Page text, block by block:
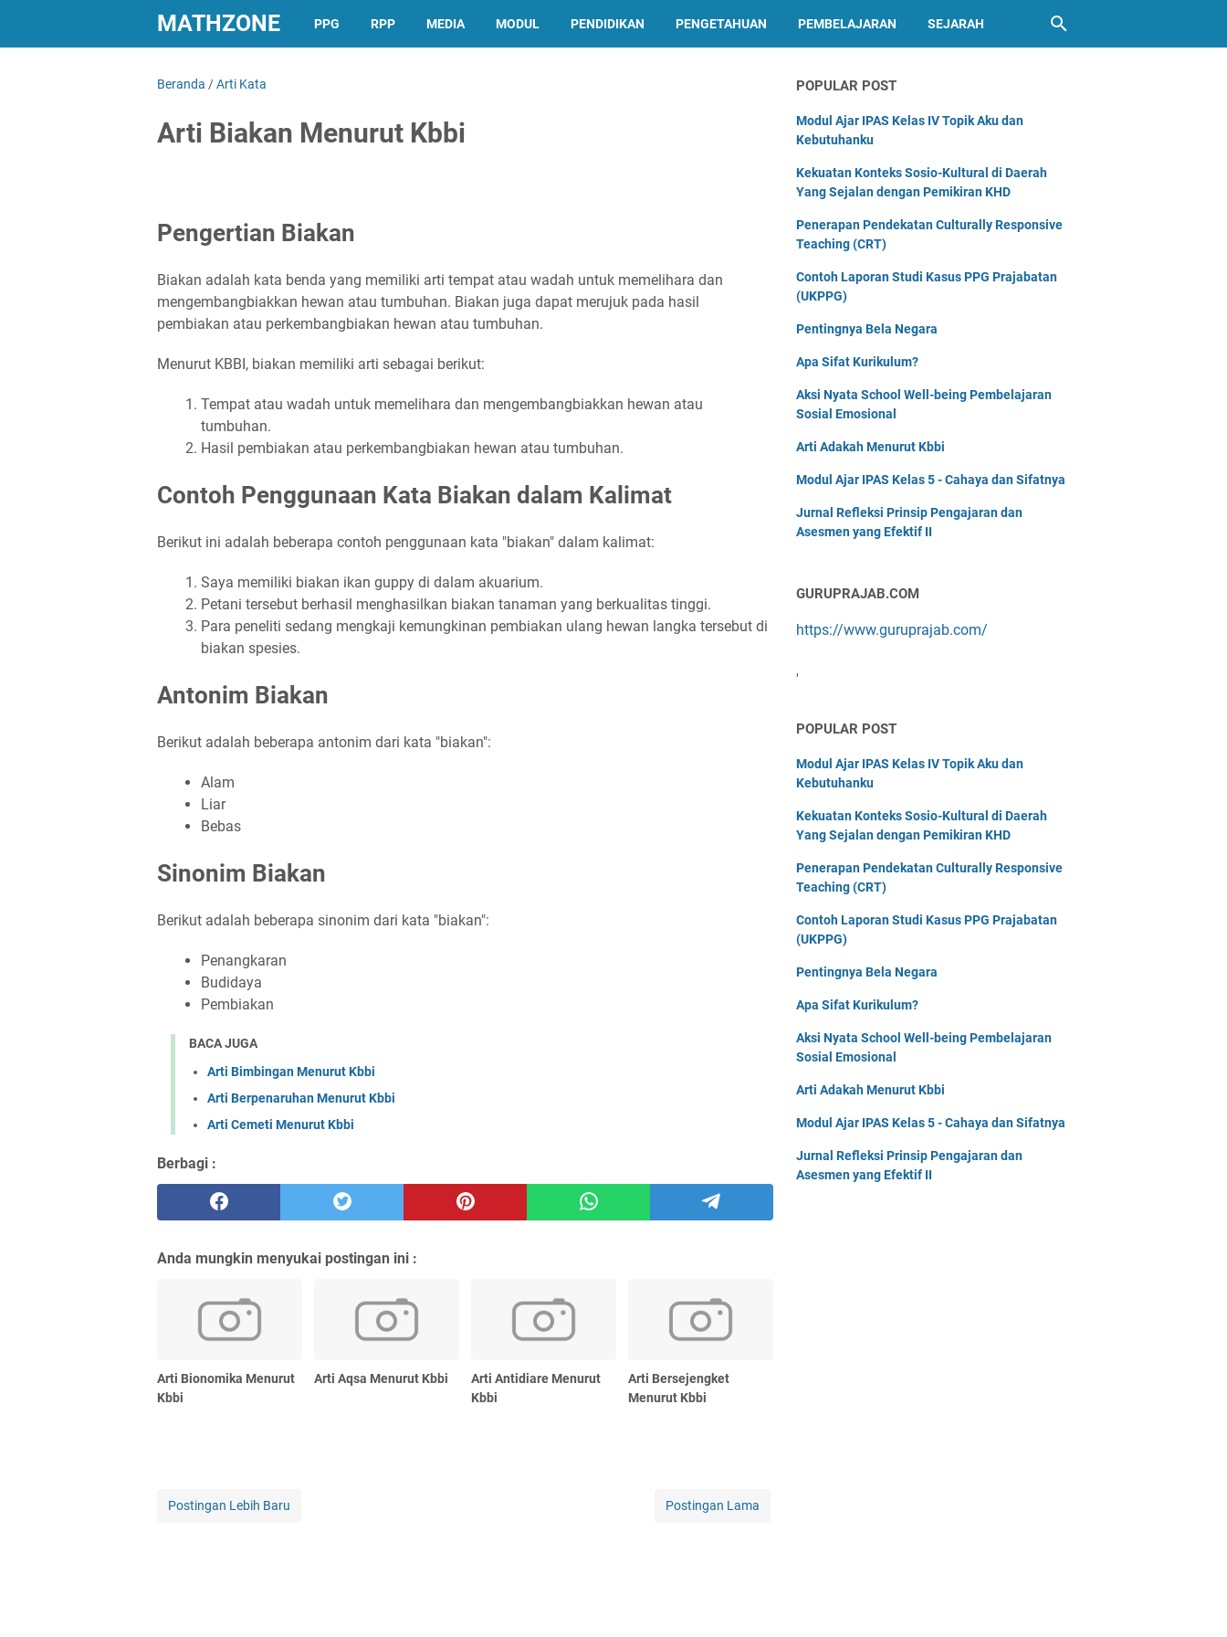
MATHZONE PPG RPP MEDIA MODUL PENDIDIKAN PENGETAHUAN PEMBELAJARAN SEJARAH
Beranda /Arti Kata
Arti Biakan Menurut Kbbi
Pengertian Biakan
Biakan adalah kata benda yang memiliki arti tempat atau wadah untuk memelihara dan
mengembangbiakkan hewan atau tumbuhan. Biakan juga dapat merujuk pada hasil
pembiakan atau perkembangbiakan hewan atau tumbuhan.
Menurut KBBI, biakan memiliki arti sebagai berikut:
Tempat atau wadah untuk memelihara dan mengembangbiakkan hewan atau
tumbuhan.
Hasil pembiakan atau perkembangbiakan hewan atau tumbuhan.
Contoh Penggunaan Kata Biakan dalam Kalimat
Berikut ini adalah beberapa contoh penggunaan kata "biakan" dalam kalimat:
Saya memiliki biakan ikan guppy di dalam akuarium.
Petani tersebut berhasil menghasilkan biakan tanaman yang berkualitas tinggi.
Para peneliti sedang mengkaji kemungkinan pembiakan ulang hewan langka tersebut di
biakan spesies.
Antonim Biakan
Berikut adalah beberapa antonim dari kata "biakan":
Alam
Liar
Bebas
Sinonim Biakan
Berikut adalah beberapa sinonim dari kata "biakan":
Penangkaran
Budidaya
Pembiakan
BACA JUGA
Arti Bimbingan Menurut Kbbi
Arti Berpenaruhan Menurut Kbbi
Arti Cemeti Menurut Kbbi
Berbagi :
Anda mungkin menyukai postingan ini :
Arti Bionomika Menurut
Kbbi
Arti Aqsa Menurut Kbbi
Arti Antidiare Menurut
Kbbi
Arti Bersejengket
Menurut Kbbi
Postingan Lebih Baru Postingan Lama
POPULAR POST
Modul Ajar IPAS Kelas IV Topik Aku dan
Kebutuhanku
Kekuatan Konteks Sosio-Kultural di Daerah
Yang Sejalan dengan Pemikiran KHD
Penerapan Pendekatan Culturally Responsive
Teaching (CRT)
Contoh Laporan Studi Kasus PPG Prajabatan
(UKPPG)
Pentingnya Bela Negara
Apa Sifat Kurikulum?
Aksi Nyata School Well-being Pembelajaran
Sosial Emosional
Arti Adakah Menurut Kbbi
Modul Ajar IPAS Kelas 5 - Cahaya dan Sifatnya
Jurnal Refleksi Prinsip Pengajaran dan
Asesmen yang Efektif II
GURUPRAJAB.COM
https://www.guruprajab.com/
'
POPULAR POST
Modul Ajar IPAS Kelas IV Topik Aku dan
Kebutuhanku
Kekuatan Konteks Sosio-Kultural di Daerah
Yang Sejalan dengan Pemikiran KHD
Penerapan Pendekatan Culturally Responsive
Teaching (CRT)
Contoh Laporan Studi Kasus PPG Prajabatan
(UKPPG)
Pentingnya Bela Negara
Apa Sifat Kurikulum?
Aksi Nyata School Well-being Pembelajaran
Sosial Emosional
Arti Adakah Menurut Kbbi
Modul Ajar IPAS Kelas 5 - Cahaya dan Sifatnya
Jurnal Refleksi Prinsip Pengajaran dan
Asesmen yang Efektif II